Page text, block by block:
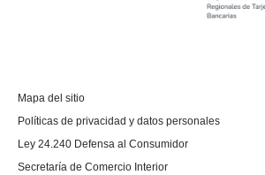
Mapa del sitio
Políticas de privacidad y datos personales
Ley 24.240 Defensa al Consumidor
Secretaría de Comercio Interior